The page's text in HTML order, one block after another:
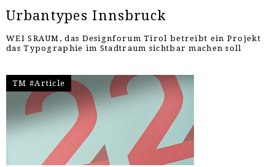
Urbantypes Innsbruck
WEI SRAUM, das Designforum Tirol betreibt ein Projekt
das Typographie im Stadtraum sichtbar machen soll
TM #Article